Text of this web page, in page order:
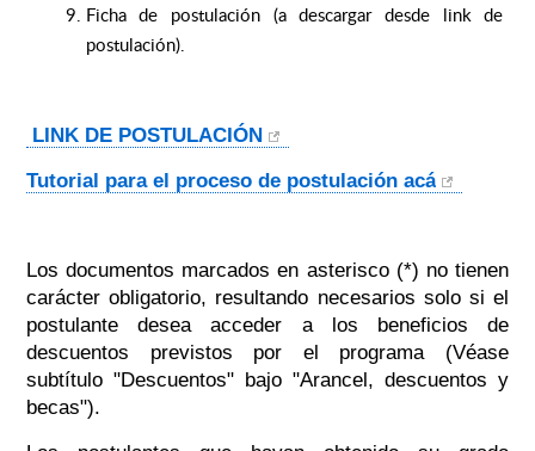
Ficha de postulación (a descargar desde link de
postulación).
LINK DE POSTULACIÓN
Tutorial para el proceso de postulación acá
Los documentos marcados en asterisco (*) no tienen
carácter obligatorio, resultando necesarios solo si el
postulante desea acceder a los beneficios de
descuentos previstos por el programa (Véase
subtítulo "Descuentos" bajo "Arancel, descuentos y
becas").